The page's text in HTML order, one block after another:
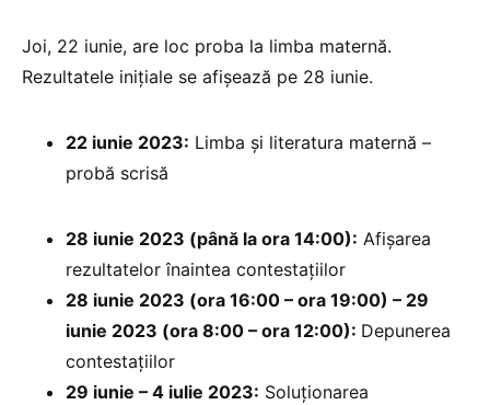
Joi, 22 iunie, are loc proba la limba maternă.
Rezultatele inițiale se afișează pe 28 iunie.
22 iunie 2023: Limba și literatura maternă –
probă scrisă
28 iunie 2023 (până la ora 14:00): Afișarea
rezultatelor înaintea contestațiilor
28 iunie 2023 (ora 16:00 – ora 19:00) – 29
iunie 2023 (ora 8:00 – ora 12:00): Depunerea
contestațiilor
29 iunie – 4 iulie 2023: Soluționarea